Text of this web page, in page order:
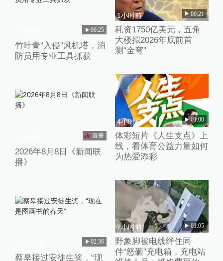
00:25
竹叶青“入侵”风机塔，消
防员用专业工具抓获
1小时前 00:21
耗资1750亿美元，五角
大楼拟2026年底前首
测“金穹”
直播
2026年8月8日《新闻联
播》
4小时前 01:00
体彩短片《人生支点》上
线，看体育公益力量如何
为热爱添彩
02:36
蔡皋接过安徒生奖，“现
7小时前 01:05
野象脚被电线绊住同
伴“怒砸”充电箱，充电站